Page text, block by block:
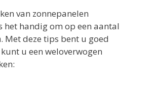
van zonnepanelen
het handig om op een aantal
Met deze tips bent u goed
u een weloverwogen